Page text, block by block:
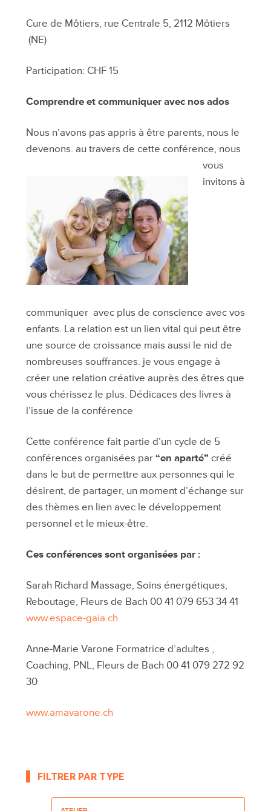
Cure de Môtiers, rue Centrale 5, 2112 Môtiers
(NE)
Participation: CHF 15
Comprendre et communiquer avec nos ados
Nous n’avons pas appris à être parents, nous le
devenons. au travers de cette conférence, nous
vous
invitons à
communiquer avec plus de conscience avec vos
enfants. La relation est un lien vital qui peut être
une source de croissance mais aussi le nid de
nombreuses souffrances. je vous engage à
créer une relation créative auprès des êtres que
vous chérissez le plus. Dédicaces des livres à
l’issue de la conférence
Cette conférence fait partie d’un cycle de 5
conférences organisées par“en aparté” créé
dans le but de permettre aux personnes qui le
désirent, de partager, un moment d’échange sur
des thèmes en lien avec le développement
personnel et le mieux-être.
Ces conférences sont organisées par :
Sarah Richard Massage, Soins énergétiques,
Reboutage, Fleurs de Bach 00 41 079 653 34 41
www.espace-gaia.ch
Anne-Marie Varone Formatrice d’adultes ,
Coaching, PNL, Fleurs de Bach 00 41 079 272 92
30
www.amavarone.ch
FILTRER PAR TYPE